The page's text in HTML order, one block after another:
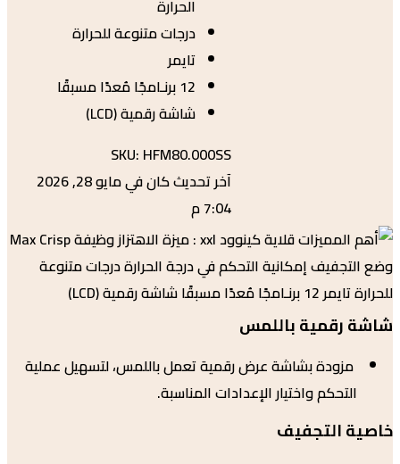
درجات متنوعة للحرارة
شاشة رقمية (LCD)
SKU:HFM80.000SS
آخر تحديث كان في مايو 28, 2026
باللمس
بشاشة عرض رقمية تعمل باللمس، لتسهيل عملية
واختيار الإعدادات المناسبة.
التجفيف